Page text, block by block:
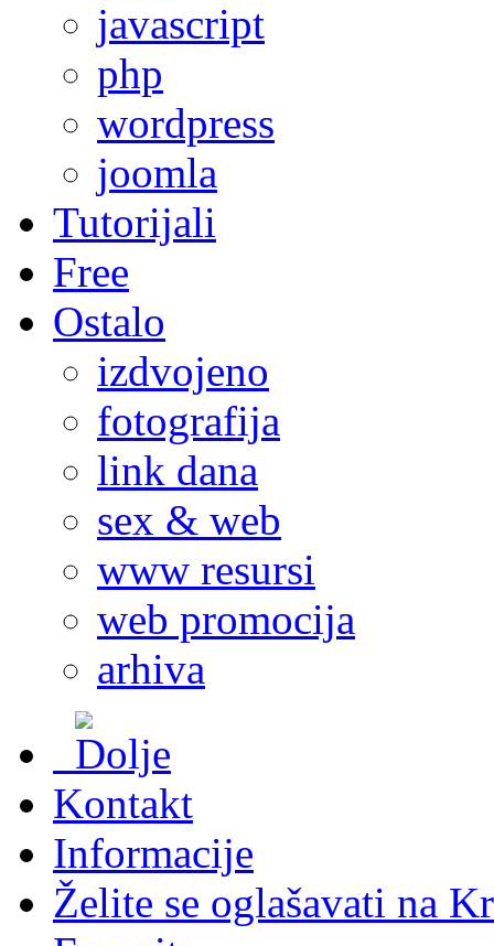
javascript
php
wordpress
joomla
Tutorijali
Free
Ostalo
izdvojeno
fotografija
link dana
sex & web
www resursi
web promocija
arhiva
Kontakt
Informacije
Želite se oglašavati na